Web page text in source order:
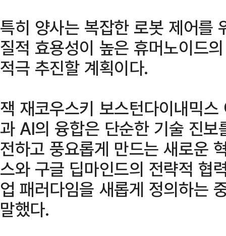
특히 양사는 복잡한 로봇 제어를
질적 효용성이 높은 휴머노이드
적극 추진할 계획이다.
잭 재코우스키 보스턴다이내믹
과 AI의 융합은 단순한 기술 진
전하고 풍요롭게 만드는 새로운
스와 구글 딥마인드의 전략적 협
업 패러다임을 새롭게 정의하는
말했다.